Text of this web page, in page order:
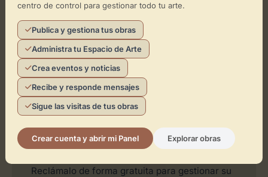
Leaflet
¿Eres el representante de este
espacio?
Reclámalo de forma gratuita para gestionar su
centro de control para gestionar todo tu arte.
Publica y gestiona tus obras
Administra tu Espacio de Arte
Crea eventos y noticias
Recibe y responde mensajes
Sigue las visitas de tus obras
Crear cuenta y abrir mi Panel Explorar obras